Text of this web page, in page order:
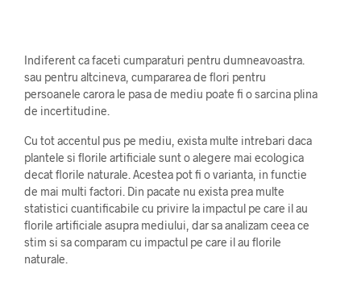
Indiferent ca faceti cumparaturi pentru dumneavoastra.
sau pentru altcineva, cumpararea de flori pentru
persoanele carora le pasa de mediu poate fi o sarcina plina
de incertitudine.
Cu tot accentul pus pe mediu, exista multe intrebari daca
plantele si florile artificiale sunt o alegere mai ecologica
decat florile naturale. Acestea pot fi o varianta, in functie
de mai multi factori. Din pacate nu exista prea multe
statistici cuantificabile cu privire la impactul pe care il au
florile artificiale asupra mediului, dar sa analizam ceea ce
stim si sa comparam cu impactul pe care il au florile
naturale.